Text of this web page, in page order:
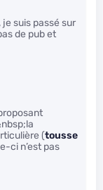
suis passé sur
de pub et
(tousse
ci n’est pas